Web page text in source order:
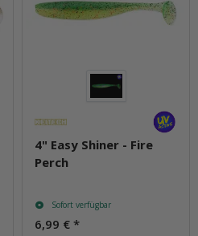
4" Easy Shiner - Fire
Perch
Sofort verfügbar
6,99 € *